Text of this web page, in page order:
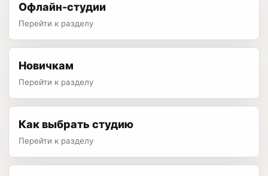
Офлайн-студии
Перейти к разделу
Новичкам
Перейти к разделу
Как выбрать студию
Перейти к разделу